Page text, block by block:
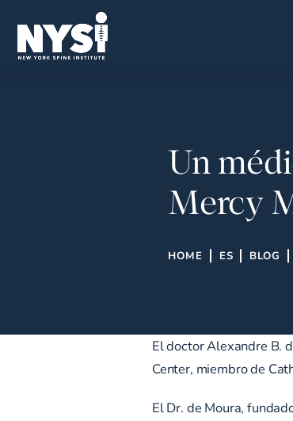
Un
Mercy
HOME ES BLOG
El doctor Alexandre B.
Center, miembro de
El Dr. de Moura,